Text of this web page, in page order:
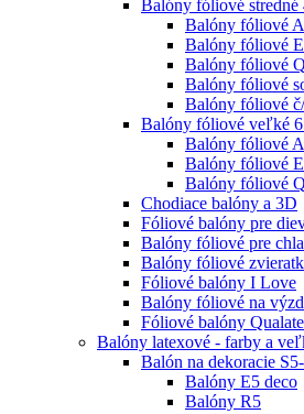
Balóny fóliové stredné
Balóny fóliové
Balóny fóliové
Balóny fóliové
Balóny fóliové
Balóny fóliové
Balóny fóliové veľké
Balóny fóliové
Balóny fóliové
Balóny fóliové
Chodiace balóny a 3D
Fóliové balóny pre
Balóny fóliové pre
Balóny fóliové
Fóliové balóny I Love
Balóny fóliové na
Fóliové balóny
Balóny latexové - farby a
Balón na dekoracie
Balóny E5 deco
Balóny R5